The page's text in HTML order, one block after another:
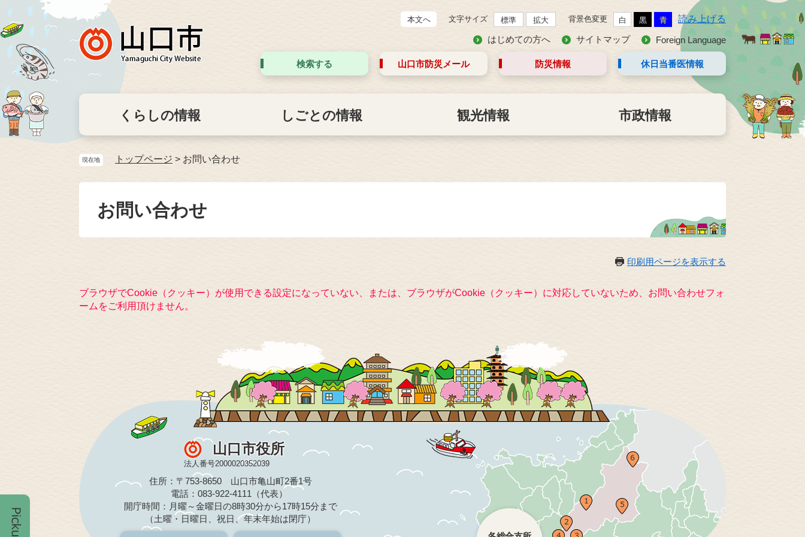
本文へ 文字サイズ 標準 拡大 背景色変更 白 黒 青 読み上げる
はじめての方へ サイトマップ Foreign Language
検索する 山口市防災 メール 防災情報 休日当番医情報
くらしの情報 しごとの情報 観光情報 市政情報
現在地 トップページ > お問い合わせ
お問い合わせ
印刷用ページを表示する
ブラウザでCookie（クッキー）が使用できる設定になっていない、または、ブラウザがCookie（クッキー）に対応していないため、お問い合わせフォ
ームをご利用頂けません。
山口市役所
法人番号2000020352039
住所：〒753-8650 山口市亀山町2番1号
電話：083-922-4111（代表）
開庁時間：月曜～金曜日の8時30分から17時15分まで
（土曜・日曜日、祝日、年末年始は閉庁）